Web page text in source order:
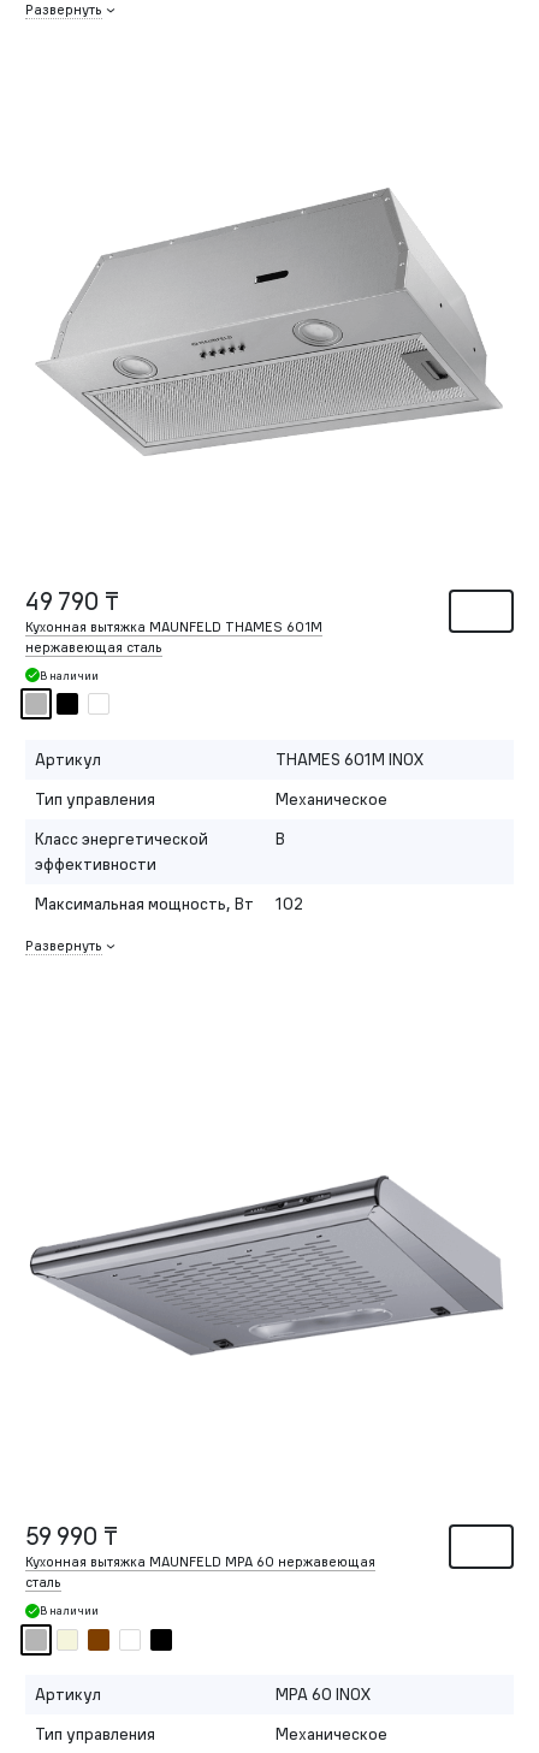
Развернуть
49 790 ₸
Кухонная вытяжка MAUNFELD THAMES 601M
нержавеющая сталь
В наличии
Артикул
THAMES 601M INOX
Тип управления
Механическое
Класс энергетической
эффективности
B
Максимальная мощность, Вт 102
Развернуть
59 990 ₸
Кухонная вытяжка MAUNFELD MPA 60 нержавеющая
сталь
В наличии
Артикул
MPA 60 INOX
Тип управления
Механическое